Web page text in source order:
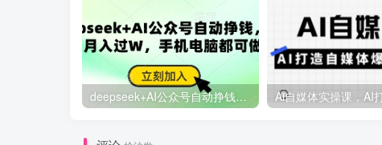
deepseek+AI公众号自动挣钱，轻松月入过W，手机电脑都可做